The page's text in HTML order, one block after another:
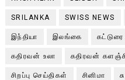
SRILANKA SWISS NEWS
இந்தியா இலங்கை கட்டுரை
கதிரவன் உலா கதிரவன்
சிறப்பு செய்திகள் சினிமா